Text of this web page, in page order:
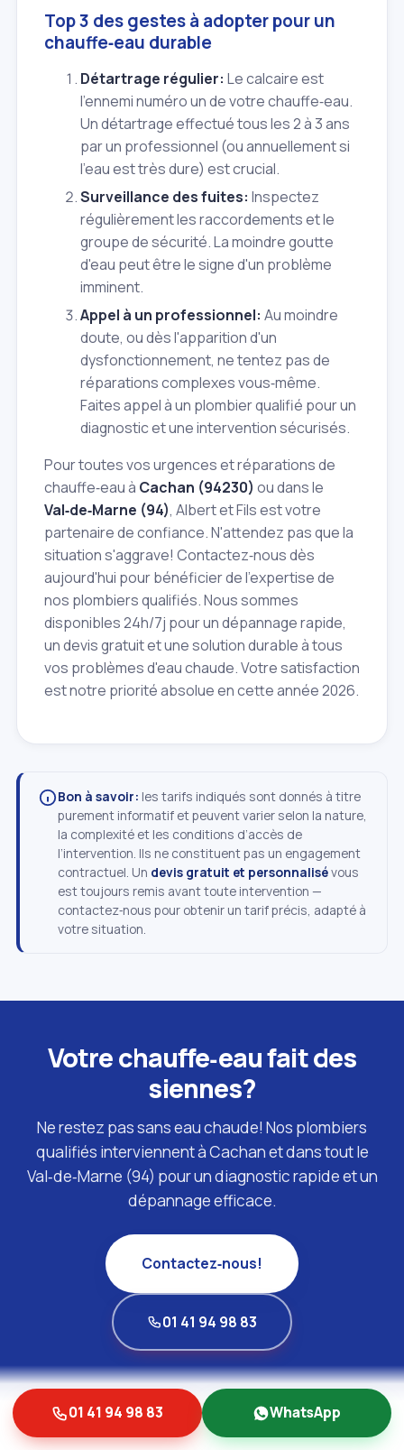
Top 3 des gestes à adopter pour un
chauffe‑eau durable
Détartrage régulier: Le calcaire est
l'ennemi numéro un de votre chauffe‑eau.
Un détartrage effectué tous les 2 à 3 ans
par un professionnel (ou annuellement si
l'eau est très dure) est crucial.
Surveillance des fuites: Inspectez
régulièrement les raccordements et le
groupe de sécurité. La moindre goutte
d'eau peut être le signe d'un problème
imminent.
Appel à un professionnel: Au moindre
doute, ou dès l'apparition d'un
dysfonctionnement, ne tentez pas de
réparations complexes vous‑même.
Faites appel à un plombier qualifié pour un
diagnostic et une intervention sécurisés.
Pour toutes vos urgences et réparations de
chauffe‑eau à Cachan (94230) ou dans le
Val‑de‑Marne (94), Albert et Fils est votre
partenaire de confiance. N'attendez pas que la
situation s'aggrave! Contactez‑nous dès
aujourd'hui pour bénéficier de l'expertise de
nos plombiers qualifiés. Nous sommes
disponibles 24h/7j pour un dépannage rapide,
un devis gratuit et une solution durable à tous
vos problèmes d'eau chaude. Votre satisfaction
est notre priorité absolue en cette année 2026.
Bon à savoir: les tarifs indiqués sont donnés à titre
purement informatif et peuvent varier selon la nature,
la complexité et les conditions d’accès de
l’intervention. Ils ne constituent pas un engagement
contractuel. Un devis gratuit et personnalisévous
est toujours remis avant toute intervention —
contactez‑nous pour obtenir un tarif précis, adapté à
votre situation.
Votre chauffe‑eau fait des
siennes?
Ne restez pas sans eau chaude! Nos plombiers
qualifiés interviennent à Cachan et dans tout le
Val‑de‑Marne (94) pour un diagnostic rapide et un
dépannage efficace.
Contactez‑nous!
01 41 94 98 83
01 41 94 98 83 WhatsApp